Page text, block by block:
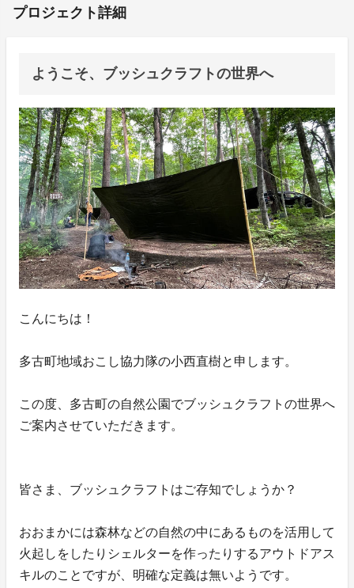
プロジェクト詳細
ようこそ、ブッシュクラフトの世界へ
こんにちは！
多古町地域おこし協力隊の小西直樹と申します。
この度、多古町の自然公園でブッシュクラフトの世界へ
ご案内させていただきます。
皆さま、ブッシュクラフトはご存知でしょうか？
おおまかには森林などの自然の中にあるものを活用して
火起しをしたりシェルターを作ったりするアウトドアス
キルのことですが、明確な定義は無いようです。